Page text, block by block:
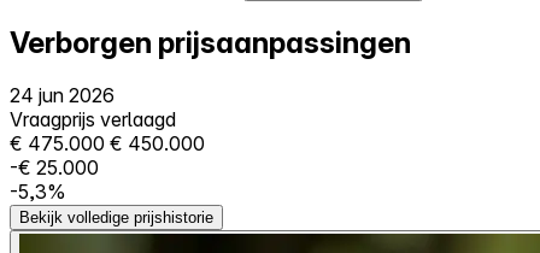
Verborgen prijsaanpassingen
24 jun 2026
Vraagprijs verlaagd
€ 475.000 € 450.000
-€ 25.000
-5,3%
Bekijk volledige prijshistorie